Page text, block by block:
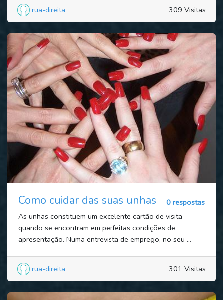
rua-direita 309 Visitas
Como cuidar das suas unhas
0 respostas
As unhas constituem um excelente cartão de visita
quando se encontram em perfeitas condições de
apresentação. Numa entrevista de emprego, no seu ...
rua-direita 301 Visitas